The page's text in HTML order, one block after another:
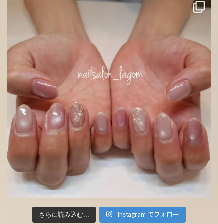
さらに読み込む... Instagram でフォロー